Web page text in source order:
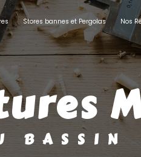
Stores bannes et Pergolas Nos
BASSIN